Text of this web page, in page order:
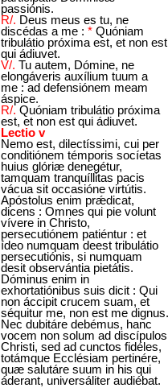
passiónis.
R/. Deus meus es tu, ne
discédas a me : * Quóniam
tribulátio próxima est, et non est
qui ádiuvet.
V/. Tu autem, Dómine, ne
elongáveris auxílium tuum a
me : ad defensiónem meam
áspice.
R/. Quóniam tribulátio próxima
est, et non est qui ádiuvet.
Lectio v
Nemo est, dilectíssimi, cui per
conditiónem témporis socíetas
huius glóriæ denegétur,
tamquam tranquíllitas pacis
vácua sit occasióne virtútis.
Apóstolus enim prǽdicat,
dicens : Omnes qui pie volunt
vívere in Christo,
persecutiónem patiéntur : et
ídeo numquam deest tribulátio
persecutiónis, si numquam
desit observántia pietátis.
Dóminus enim in
exhortatiónibus suis dicit : Qui
non áccipit crucem suam, et
séquitur me, non est me dignus.
Nec dubitáre debémus, hanc
vocem non solum ad discípulos
Christi, sed ad cunctos fidéles,
totámque Ecclésiam pertinére,
quæ salutáre suum in his qui
áderant, universáliter audiébat.